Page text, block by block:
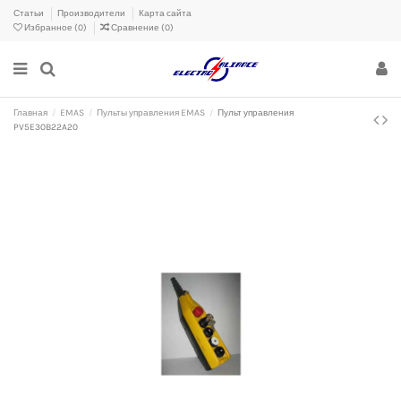
Статьи Производители
Карта сайта
Избранное (0) Сравнение (0)
Главная EMAS Пульты управления EMAS
Пульт управления
PV5E30B22A20